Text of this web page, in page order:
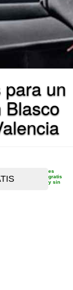
un
Blasco
es
gratis
y sin